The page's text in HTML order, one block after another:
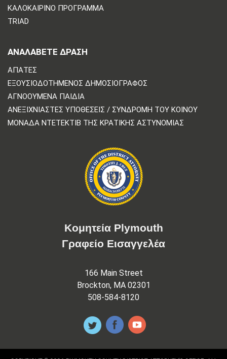
ΚΑΛΟΚΑΙΡΙΝΌ ΠΡΌΓΡΑΜΜΑ
TRIAD
ΑΝΑΛΆΒΕΤΕ ΔΡΆΣΗ
ΑΠΆΤΕΣ
ΕΞΟΥΣΙΟΔΟΤΗΜΈΝΟΣ ΔΗΜΟΣΙΟΓΡΆΦΟΣ
ΑΓΝΟΟΎΜΕΝΑ ΠΑΙΔΙΆ
ΑΝΕΞΙΧΝΊΑΣΤΕΣ ΥΠΟΘΈΣΕΙΣ / ΣΥΝΔΡΟΜΉ ΤΟΥ ΚΟΙΝΟΎ
ΜΟΝΆΔΑ ΝΤΕΤΈΚΤΙΒ ΤΗΣ ΚΡΑΤΙΚΉΣ ΑΣΤΥΝΟΜΊΑΣ
Κομητεία Plymouth
Γραφείο Εισαγγελέα
166 Main Street
Brockton, MA 02301
508-584-8120